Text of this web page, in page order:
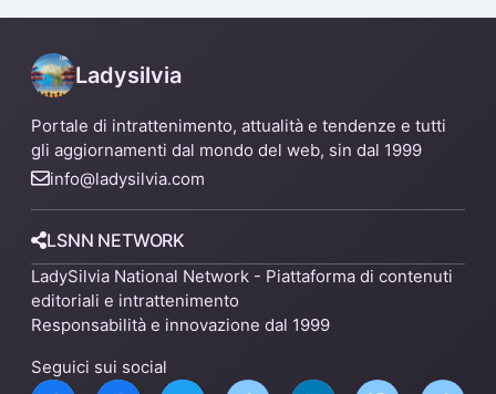
Ladysilvia
Portale di intrattenimento, attualità e tendenze e tutti
gli aggiornamenti dal mondo del web, sin dal 1999
info@ladysilvia.com
LSNN NETWORK
LadySilvia National Network - Piattaforma di contenuti
editoriali e intrattenimento
Responsabilità e innovazione dal 1999
Seguici sui social